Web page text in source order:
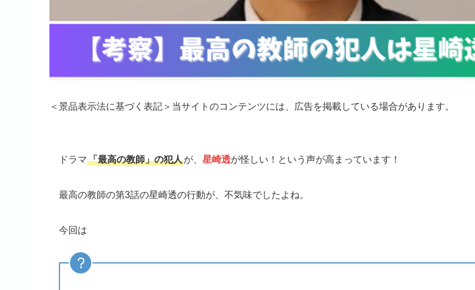
＜景品表示法に基づく表記＞当サイトのコンテンツには、広告を掲載している場合があります。
ドラマ「最高の教師」の犯人が、 星崎透が怪しい！という声が高まっています！
最高の教師の第3話の星崎透の行動が、不気味でしたよね。
今回は